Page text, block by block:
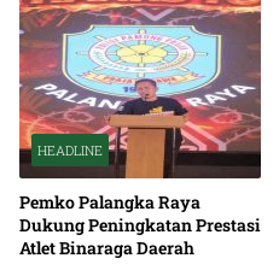
HEADLINE
Pemko Palangka Raya
Dukung Peningkatan Prestasi
Atlet Binaraga Daerah